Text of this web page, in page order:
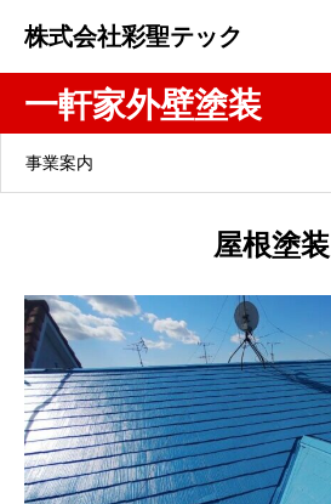
株式会社彩聖テック
一軒家外壁塗装
事業案内
屋根塗装